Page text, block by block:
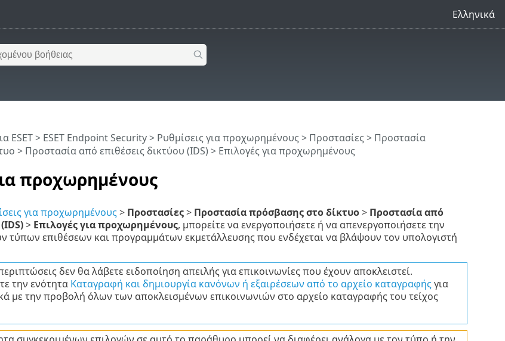
Ελληνικά
προχωρημένους
ESET> ESET Endpoint Security> Ρυθμίσεις για προχωρημένους> Προστασίες> Προστασία
> Προστασία από επιθέσεις δικτύου (IDS) > Επιλογές για προχωρημένους
για προχωρημένους> Προστασίες> Προστασία πρόσβασης στο δίκτυο> Προστασία από
> Επιλογές για προχωρημένους, μπορείτε να ενεργοποιήσετε ή να απενεργοποιήσετε την
τύπων επιθέσεων και προγραμμάτων εκμετάλλευσης που ενδέχεται να βλάψουν τον υπολογιστή
δεν θα λάβετε ειδοποίηση απειλής για επικοινωνίες που έχουν αποκλειστεί.
την ενότητα Καταγραφή και δημιουργία κανόνων ή εξαιρέσεων από το αρχείο καταγραφήςγια
με την προβολή όλων των αποκλεισμένων επικοινωνιών στο αρχείο καταγραφής του τείχος